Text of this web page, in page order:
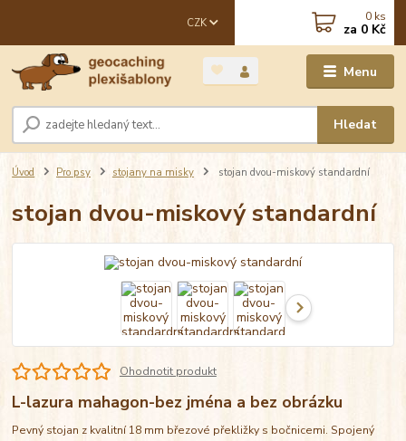
Menu
CZK
Hledat
0 ks
za 0 Kč
Úvod Pro psy stojany na misky stojan dvou-miskový standardní
stojan dvou-miskový standardní
Ohodnotit produkt
L-lazura mahagon-bez jména a bez obrázku
Pevný stojan z kvalitní 18 mm březové překližky s bočnicemi. Spojený